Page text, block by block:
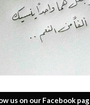
us on our Facebook